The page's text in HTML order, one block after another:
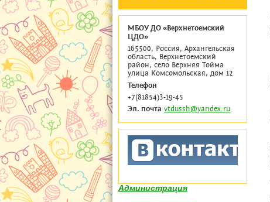
МБОУ ДО «Верхнетоемский
ЦДО»
165500, Россия, Архангельская
область, Верхнетоемский
район, село Верхняя Тойма
улица Комсомольская, дом 12
Телефон
+7(81854)3-19-45
Эл. почта vtdussh@yandex.ru
Администрация